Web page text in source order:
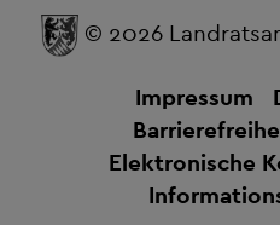
© 2026
Impressum
Elektronische